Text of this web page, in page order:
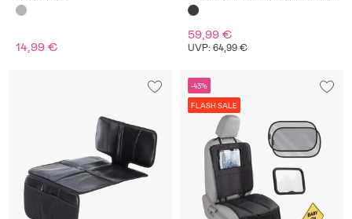
14,99 €
Spiegel
59,99 €
UVP: 64,99 €
-43%
FLASH SALE